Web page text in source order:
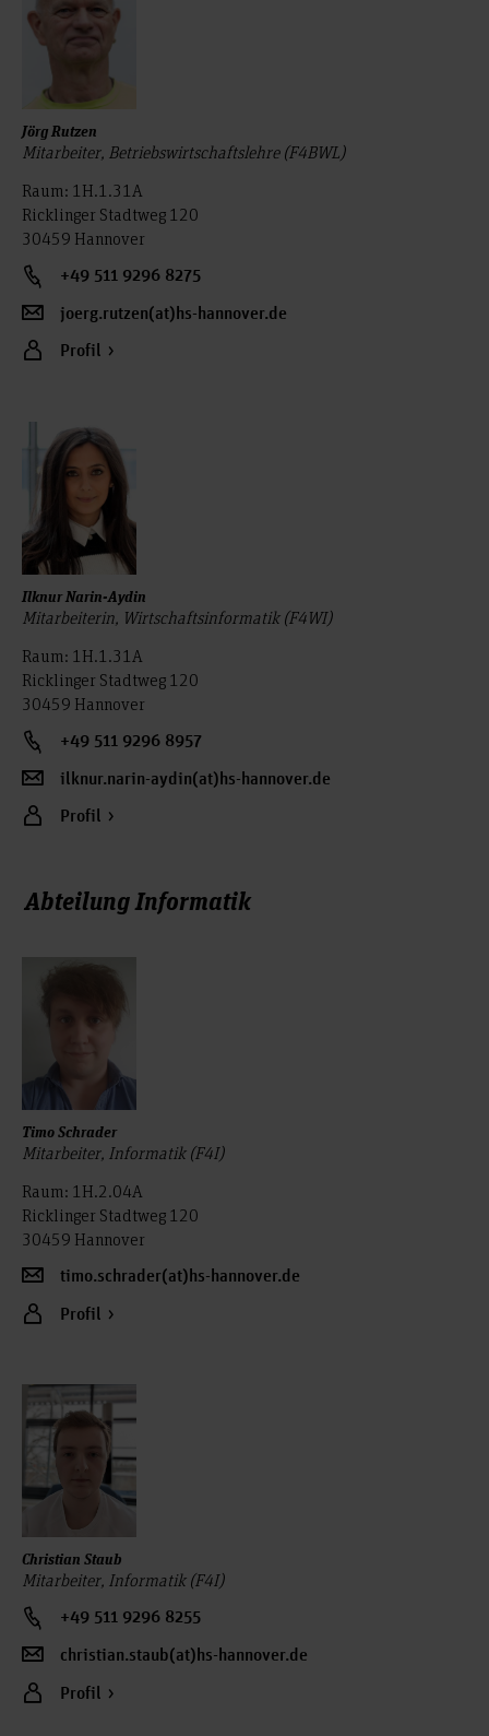
Jörg Rutzen
Mitarbeiter, Betriebswirtschaftslehre (F4BWL)
Raum: 1H.1.31A
Ricklinger Stadtweg 120
30459 Hannover
+49 511 9296 8275
joerg.rutzen(at)hs-hannover.de
Profil
Ilknur Narin-Aydin
Mitarbeiterin, Wirtschaftsinformatik (F4WI)
Raum: 1H.1.31A
Ricklinger Stadtweg 120
30459 Hannover
+49 511 9296 8957
ilknur.narin-aydin(at)hs-hannover.de
Profil
Abteilung Informatik
Timo Schrader
Mitarbeiter, Informatik (F4I)
Raum: 1H.2.04A
Ricklinger Stadtweg 120
30459 Hannover
timo.schrader(at)hs-hannover.de
Profil
Christian Staub
Mitarbeiter, Informatik (F4I)
+49 511 9296 8255
christian.staub(at)hs-hannover.de
Profil